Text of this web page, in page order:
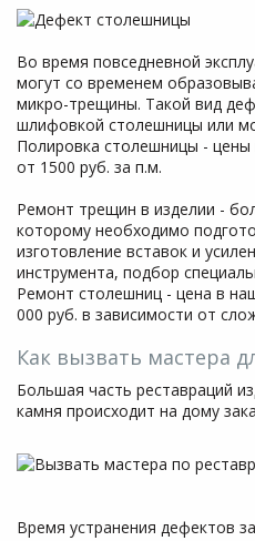
Во время повседневной
могут со временем
микро-трещины. Такой вид
шлифовкой столешницы или
Полировка столешницы -
от 1500 руб. за п.м.
Ремонт трещин в изделии -
которому необходимо
изготовление вставок и
инструмента, подбор
Ремонт столешниц - цена в
000 руб. в зависимости от
Как вызвать мастера
Большая часть реставраций
камня происходит на дому
Время устранения дефектов